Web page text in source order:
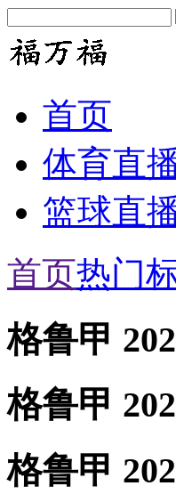
首页
体育直
篮球直
首页热门
格鲁甲
格鲁甲
格鲁甲